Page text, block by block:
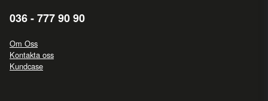
036 - 777 90 90
Om Oss
Kontakta oss
Kundcase